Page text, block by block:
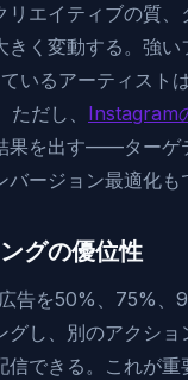
リエイティブの質
きく変動する。強
いるアーティスト
だし、 Instagram
果を出す——ターゲ
ージョン最適化も
グの優位性
告を50%、75%、
グし、別のアクショ
信できる。これが重